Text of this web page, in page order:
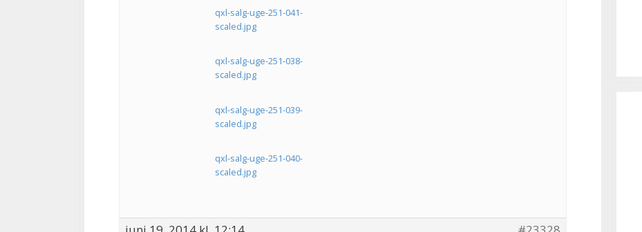
qxl-salg-uge-251-041-
scaled.jpg
qxl-salg-uge-251-038-
scaled.jpg
qxl-salg-uge-251-039-
scaled.jpg
qxl-salg-uge-251-040-
scaled.jpg